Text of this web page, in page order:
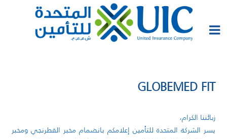
GLOBEMED FIT
زبائننا الكرام،
يسر الشركة المتحدة للتأمين إعلامكم بانضمام مخبر القطرنجي ومخبر